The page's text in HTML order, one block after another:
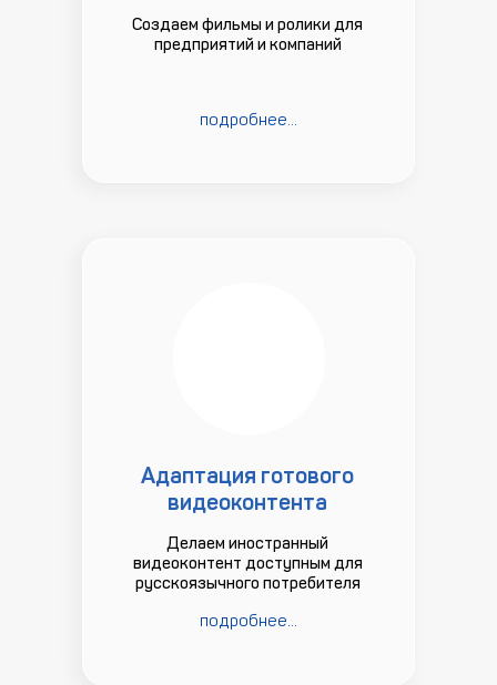
Создаем фильмы и ролики для
предприятий и компаний
Адаптация готового
видеоконтента
Делаем иностранный
видеоконтент доступным для
русскоязычного потребителя
подробнее...
подробнее...